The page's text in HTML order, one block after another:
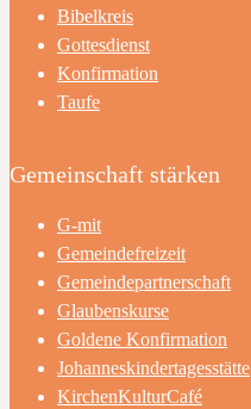
Bibelkreis
Gottesdienst
Konfirmation
Taufe
Gemeinschaft stärken
G-mit
Gemeindefreizeit
Gemeindepartnerschaft
Glaubenskurse
Goldene Konfirmation
Johanneskindertagesstätte
KirchenKulturCafé